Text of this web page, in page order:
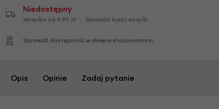
Niedostępny
Wysyłka od 9,90 zł Sprawdź koszt wysyłki
Sprawdź dostępność w sklepie stacjonarnym
Opis Opinie Zadaj pytanie